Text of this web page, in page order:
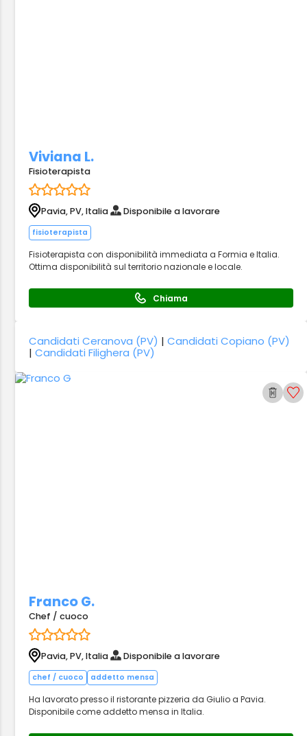
Viviana L.
Fisioterapista
Pavia, PV, Italia Disponibile a lavorare
fisioterapista
Fisioterapista con disponibilità immediata a Formia e Italia.
Ottima disponibilità sul territorio nazionale e locale.
Chiama
Candidati Ceranova (PV) |Candidati Copiano (PV)
|Candidati Filighera (PV)
Franco G.
Chef / cuoco
Pavia, PV, Italia Disponibile a lavorare
chef / cuoco addetto mensa
Ha lavorato presso il ristorante pizzeria da Giulio a Pavia.
Disponibile come addetto mensa in Italia.